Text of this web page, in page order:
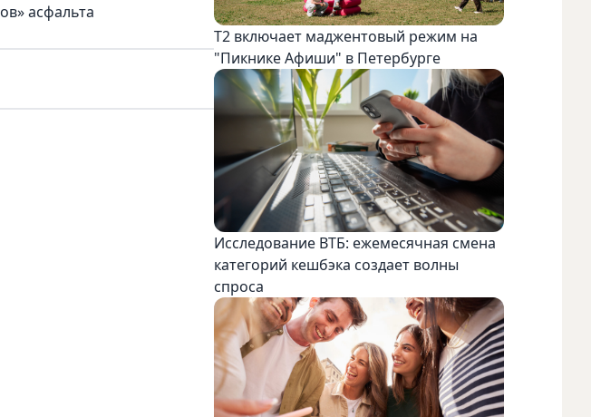
асфальта
Т2 включает маджентовый режим на
"Пикнике Афиши" в Петербурге
Исследование ВТБ: ежемесячная смена
категорий кешбэка создает волны
спроса